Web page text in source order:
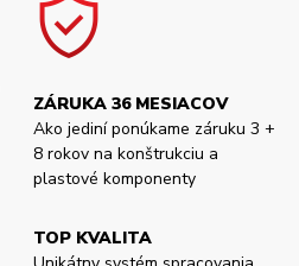
ZÁRUKA 36 MESIACOV
Ako jediní ponúkame záruku 3 +
8 rokov na konštrukciu a
plastové komponenty
TOP KVALITA